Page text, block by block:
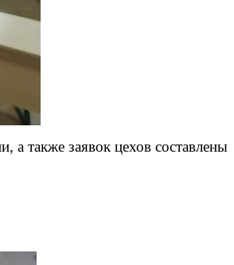
также заявок цехов составлены